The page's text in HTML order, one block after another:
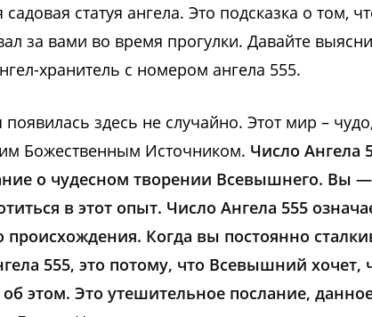
садовая статуя ангела. Это подсказка о том,
за вами во время прогулки. Давайте
хранитель с номером ангела 555.
появилась здесь не случайно. Этот мир –
Божественным Источником. Число Ангела
о чудесном творении Всевышнего. Вы
в этот опыт. Число Ангела 555
происхождения. Когда вы постоянно
555, это потому, что Всевышний
этом. Это утешительное послание,